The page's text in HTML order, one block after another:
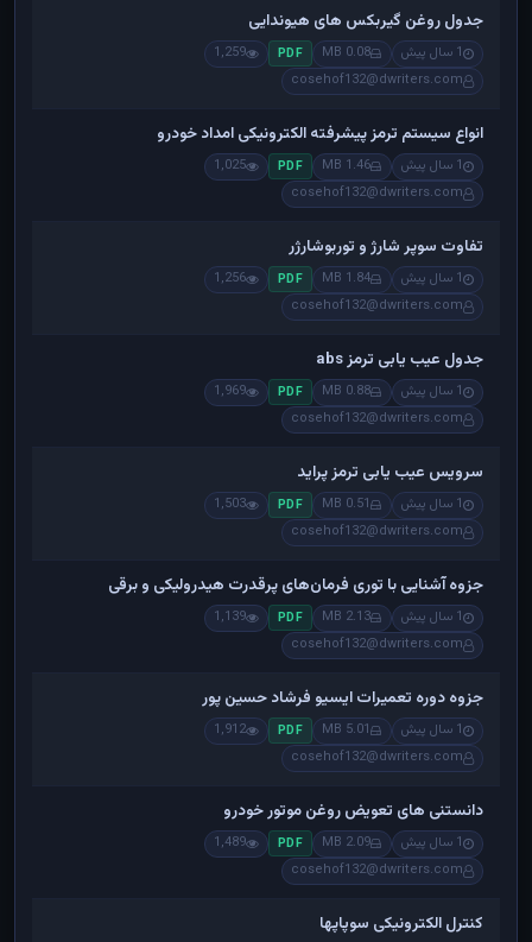
جدول روغن گیربکس های هیوندایی
1 سال پیش 0.08 MB
PDF
1,259
cosehof132@dwriters.com
انواع سیستم ترمز پیشرفته الکترونیکی امداد خودرو
1 سال پیش 1.46 MB
PDF
1,025
cosehof132@dwriters.com
تفاوت سوپر شارژ و توربوشارژر
1 سال پیش 1.84 MB
PDF
1,256
cosehof132@dwriters.com
جدول عیب یابی ترمز abs
1 سال پیش 0.88 MB
PDF
1,969
cosehof132@dwriters.com
سرویس عیب یابی ترمز پراید
1 سال پیش 0.51 MB
PDF
1,503
cosehof132@dwriters.com
جزوه آشنایی با توری فرمان‌های پرقدرت هیدرولیکی و برقی
1 سال پیش 2.13 MB
PDF
1,139
cosehof132@dwriters.com
جزوه دوره تعمیرات ایسیو فرشاد حسین پور
1 سال پیش 5.01 MB
PDF
1,912
cosehof132@dwriters.com
دانستنی های تعویض روغن موتور خودرو
1 سال پیش 2.09 MB
PDF
1,489
cosehof132@dwriters.com
کنترل الکترونیکی سوپاپها